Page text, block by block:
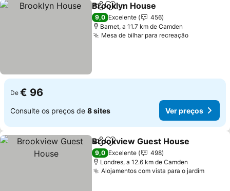
PartilharAdicionar aos favoritos
Brooklyn House
9,0 Excelente
456
Barnet, a 11.7 km de Camden
Mesa de bilhar para recreaçãoVer preços
De € 96
Consulte os preços de 8 sites Ver preços
PartilharAdicionar aos favoritos
Brookview Guest House
9,0 Excelente
498
Londres, a 12.6 km de Camden
Alojamentos com vista para o jardimVer